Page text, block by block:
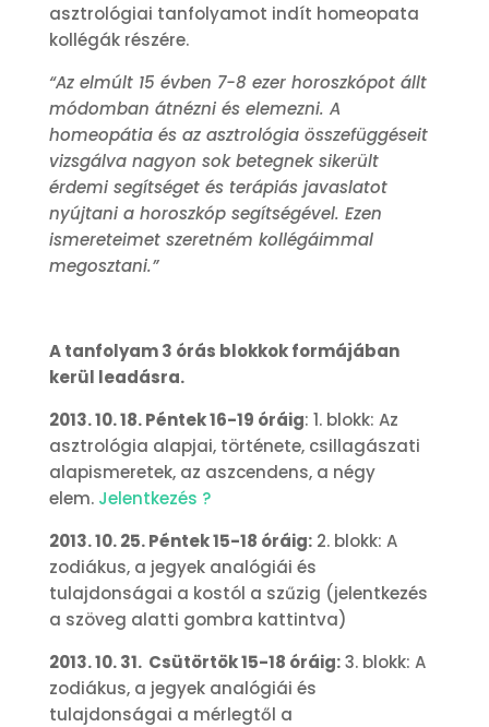
asztrológiai tanfolyamot indít homeopata
kollégák részére.
“Az elmúlt 15 évben 7-8 ezer horoszkópot állt
módomban átnézni és elemezni. A
homeopátia és az asztrológia összefüggéseit
vizsgálva nagyon sok betegnek sikerült
érdemi segítséget és terápiás javaslatot
nyújtani a horoszkóp segítségével. Ezen
ismereteimet szeretném kollégáimmal
megosztani.”
A tanfolyam 3 órás blokkok formájában
kerül leadásra.
2013. 10. 18. Péntek 16-19 óráig: 1. blokk: Az
asztrológia alapjai, története, csillagászati
alapismeretek, az aszcendens, a négy
elem.Jelentkezés ?
2013. 10. 25. Péntek 15-18 óráig:2. blokk: A
zodiákus, a jegyek analógiái és
tulajdonságai a kostól a szűzig (jelentkezés
a szöveg alatti gombra kattintva)
2013. 10. 31. Csütörtök 15-18 óráig:3. blokk: A
zodiákus, a jegyek analógiái és
tulajdonságai a mérlegtől a